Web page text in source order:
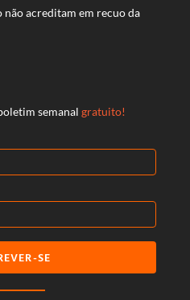
acreditam em recuo da
semanal gratuito!
SE